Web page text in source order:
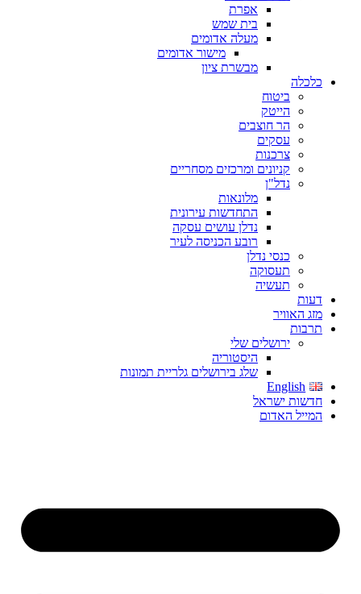
אפרת
בית שמש
מעלה אדומים
מישור אדומים
מבשרת ציון
כלכלה
ביטוח
הייטק
הר חוצבים
עסקים
צרכנות
קניונים ומרכזים מסחריים
נדל"ן
מלונאות
התחדשות עירונית
נדלן עושים עסקה
רובע הכניסה לעיר
כנסי נדלן
תעסוקה
תעשיה
דעות
מזג האוויר
תרבות
ירושלים שלי
היסטוריה
שלג בירושלים גלריית תמונות
English
חדשות ישראל
המייל האדום